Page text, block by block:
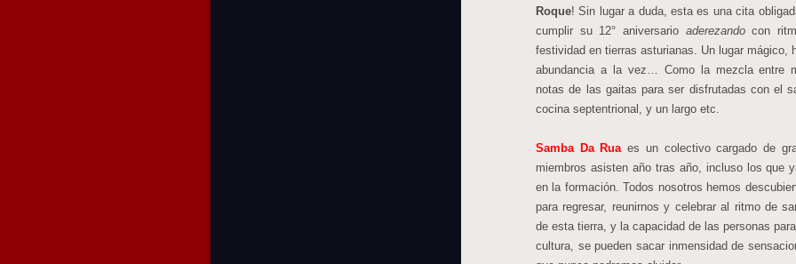
Roque! Sin lugar a duda, esta es una cita
cumplir su 12° aniversario aderezandocon
festividad en tierras asturianas. Un lugar mágico,
abundancia a la vez… Como la mezcla entre
notas de las gaitas para ser disfrutadas con el
cocina septentrional, y un largo etc.
Samba Da Ruaes un colectivo cargado de
miembros asisten año tras año, incluso los que
en la formación. Todos nosotros hemos
para regresar, reunirnos y celebrar al ritmo de
de esta tierra, y la capacidad de las personas
cultura, se pueden sacar inmensidad de